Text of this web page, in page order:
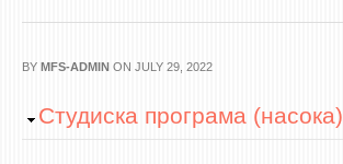
ERASMUS+
BY MFS-ADMIN ON JULY 29, 2022
Hide
Студиска програма (насока)